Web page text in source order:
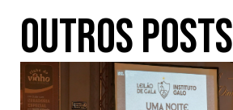
Outros Posts